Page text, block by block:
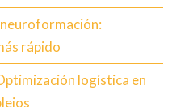
rápido
logística en